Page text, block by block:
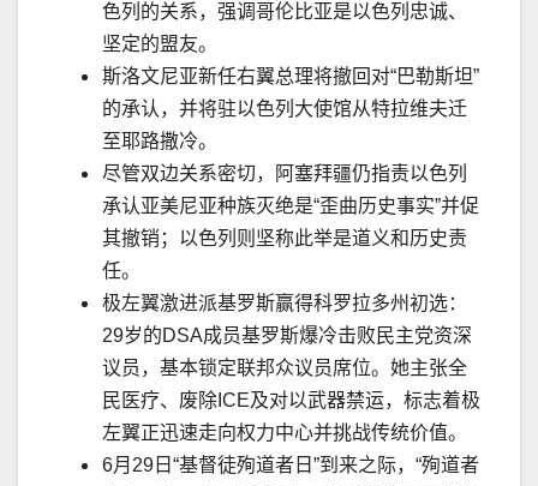
色列的关系，强调哥伦比亚是以色列忠诚、
坚定的盟友。
斯洛文尼亚新任右翼总理将撤回对“巴勒斯坦”
的承认，并将驻以色列大使馆从特拉维夫迁
至耶路撒冷。
尽管双边关系密切，阿塞拜疆仍指责以色列
承认亚美尼亚种族灭绝是“歪曲历史事实”并促
其撤销；以色列则坚称此举是道义和历史责
任。
极左翼激进派基罗斯赢得科罗拉多州初选：
29岁的DSA成员基罗斯爆冷击败民主党资深
议员，基本锁定联邦众议员席位。她主张全
民医疗、废除 ICE及对以武器禁运，标志着极
左翼正迅速走向权力中心并挑战传统价值。
6月 29 日 “基督徒殉道者日 ”到来之际， “殉道者